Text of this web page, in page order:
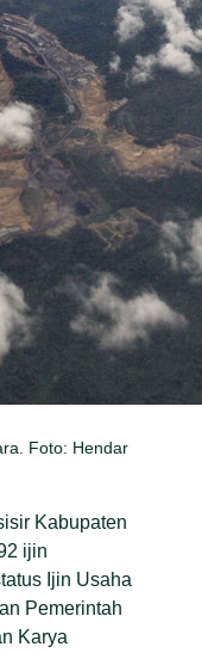
Foto: Hendar
Kabupaten
ijin
Ijin Usaha
Pemerintah
Karya